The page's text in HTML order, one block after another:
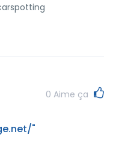
0 Aime ça
"